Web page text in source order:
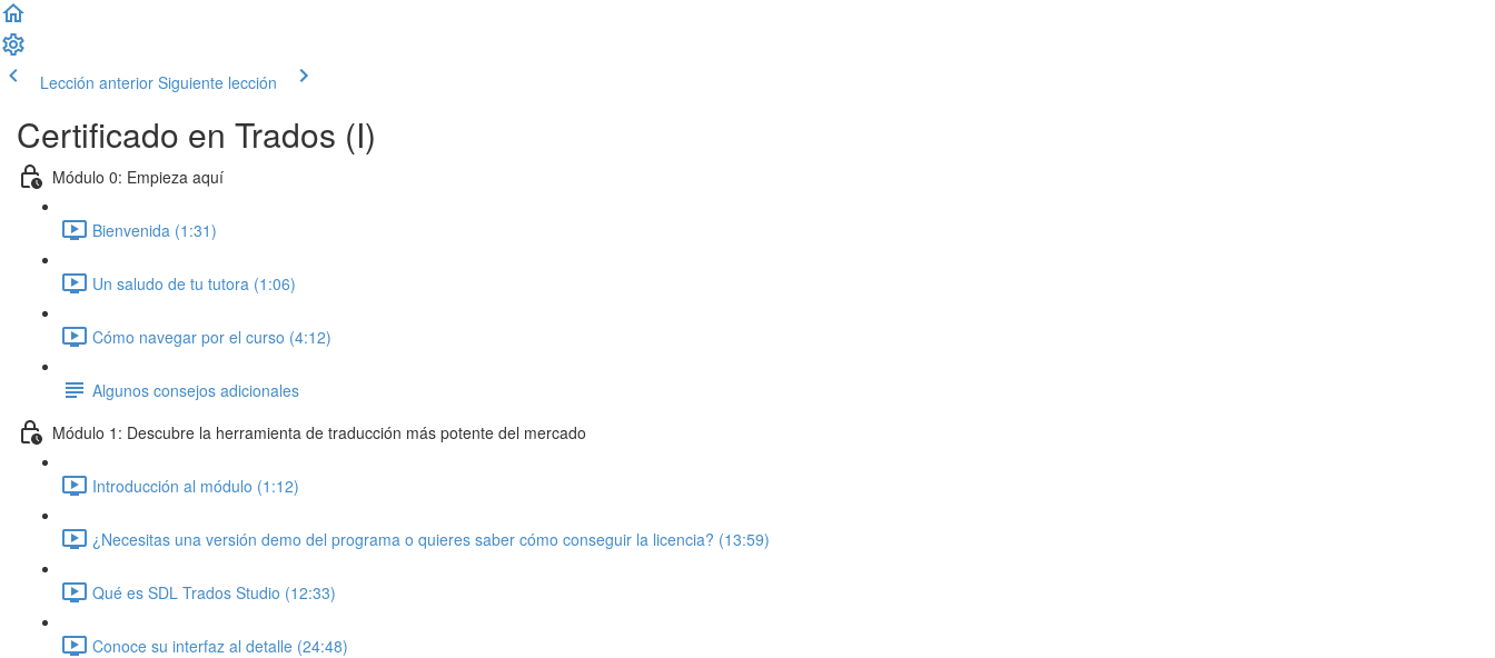
Lección anterior Siguiente lección
Certificado en Trados (I)
Módulo 0: Empieza aquí
Bienvenida (1:31)
Un saludo de tu tutora (1:06)
Cómo navegar por el curso (4:12)
Algunos consejos adicionales
Módulo 1: Descubre la herramienta de traducción más potente del mercado
Introducción al módulo (1:12)
¿Necesitas una versión demo del programa o quieres saber cómo conseguir la licencia? (13:59)
Qué es SDL Trados Studio (12:33)
Conoce su interfaz al detalle (24:48)